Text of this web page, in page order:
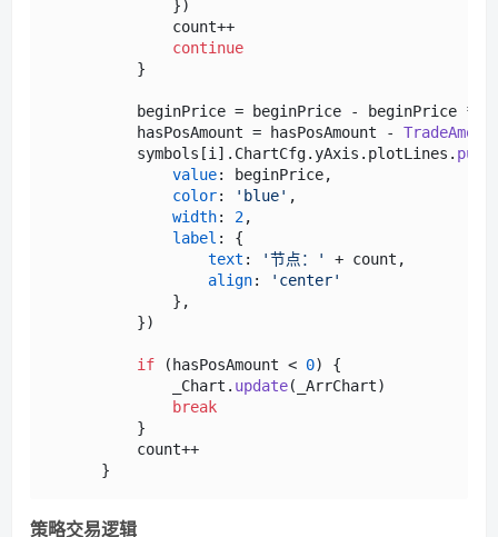
              })
              count++
continue
          }
          beginPrice = beginPrice - beginPrice *
          hasPosAmount = hasPosAmount -
          symbols[i].
ChartCfg.yAxis . plotLines . push
value: beginPrice,
color: 'blue' ,
width: 2,
label : {
text : '节点：'
+ count,
align:
'center'
              },
          })
if (hasPosAmount < 0)
              _Chart.
update(_ArrChart)
break
          }
          count++
策略交易逻辑